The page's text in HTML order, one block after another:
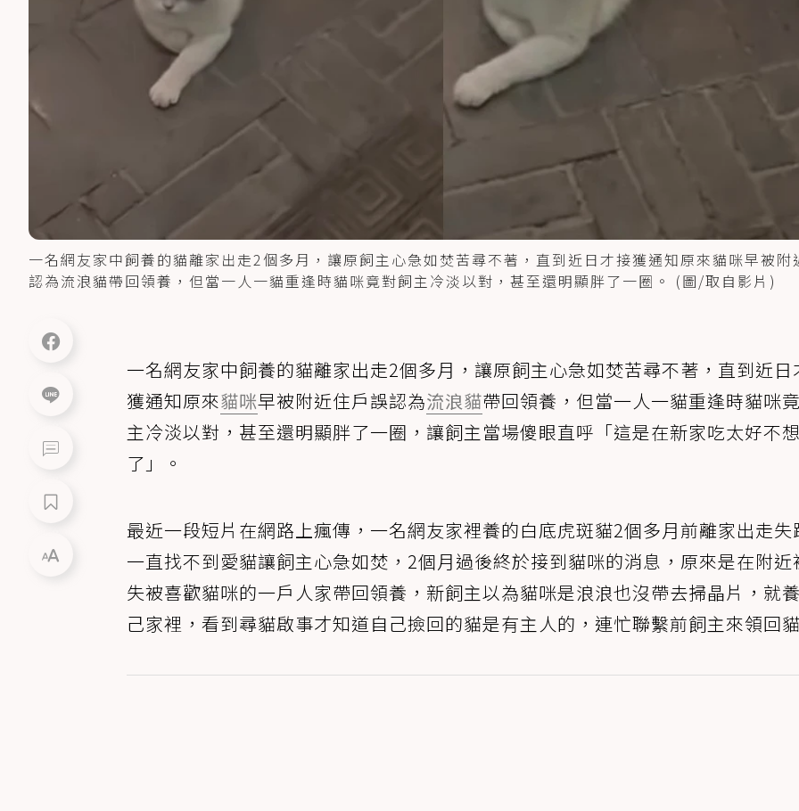
一名網友家中飼養的貓離家出走2個多月，讓原飼主心急如焚苦尋不著，直到近日才接獲通知原來貓咪早被附
認為流浪貓帶回領養，但當一人一貓重逢時貓咪竟對飼主冷淡以對，甚至還明顯胖了一圈。 (圖/取自影片)
一名網友家中飼養的貓離家出走2個多月，讓原飼主心急如焚苦尋不著，直到近日
獲通知原來貓咪早被附近住戶誤認為流浪貓帶回領養，但當一人一貓重逢時貓咪
主冷淡以對，甚至還明顯胖了一圈，讓飼主當場傻眼直呼「這是在新家吃太好不
了」。
最近一段短片在網路上瘋傳，一名網友家裡養的白底虎斑貓2個多月前離家出走失
一直找不到愛貓讓飼主心急如焚，2個月過後終於接到貓咪的消息，原來是在附近
失被喜歡貓咪的一戶人家帶回領養，新飼主以為貓咪是浪浪也沒帶去掃晶片，就
己家裡，看到尋貓啟事才知道自己撿回的貓是有主人的，連忙聯繫前飼主來領回